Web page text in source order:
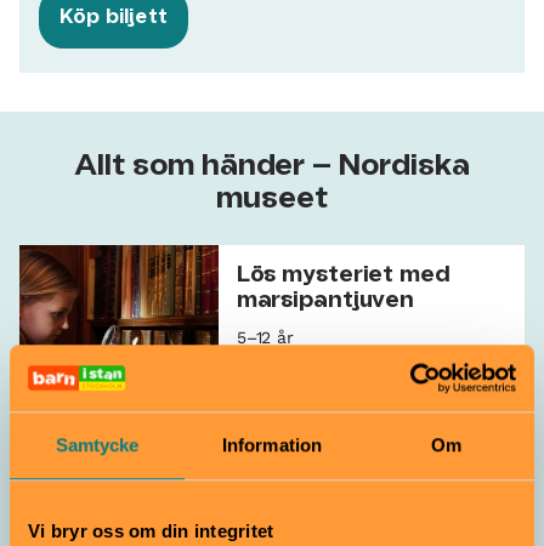
Samtycke Information Om
Vi bryr oss om din integritet
Köp biljett
Allt som händer – Nordiska
museet
Barnspår
Lös mysteriet med
marsipantjuven
5–12 år
Nordiska museet
8–12 år